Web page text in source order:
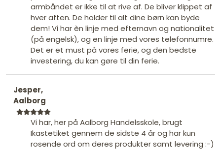
armbåndet er ikke til at rive af. De bliver klippet af
hver aften. De holder til alt dine børn kan byde
dem! Vi har èn linje med efternavn og nationalitet
(på engelsk), og en linje med vores telefonnumre.
Det er et must på vores ferie, og den bedste
investering, du kan gøre til din ferie.
Jesper,
Aalborg
Vi har, her på Aalborg Handelsskole, brugt
Ikastetiket gennem de sidste 4 år og har kun
rosende ord om deres produkter samt levering :-)